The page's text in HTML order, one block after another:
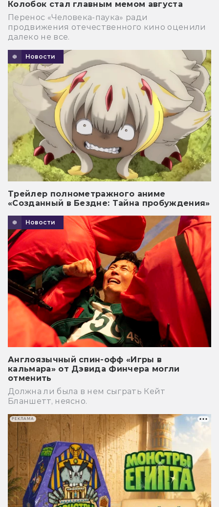
Колобок стал главным мемом августа
Перенос «Человека-паука» ради
продвижения отечественного кино оценили
далеко не все.
Новости
Трейлер полнометражного аниме
«Созданный в Бездне: Тайна пробуждения»
Новости
Англоязычный спин-офф «Игры в
кальмара» от Дэвида Финчера могли
отменить
Должна ли была в нем сыграть Кейт
Бланшетт, неясно.
РЕКЛАМА